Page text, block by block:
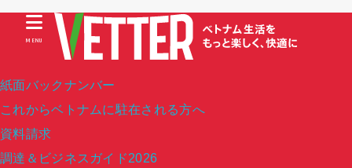
紙面バックナンバー
これからベトナムに駐在される方へ
資料請求
調達＆ビジネスガイド2026
MENU